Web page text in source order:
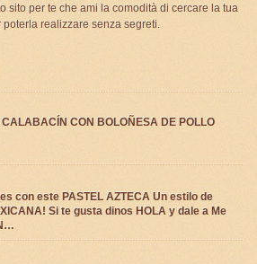
sito per te che ami la comodità di cercare la tua
poterla realizzare senza segreti.
CON BOLOÑESA DE POLLO
con este PASTEL AZTECA Un estilo de
Si te gusta dinos HOLA y dale a Me